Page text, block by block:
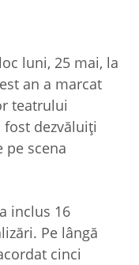
luni, 25 mai, la
an a marcat
teatrului
dezvăluiți
pe scena
inclus 16
Pe lângă
cinci